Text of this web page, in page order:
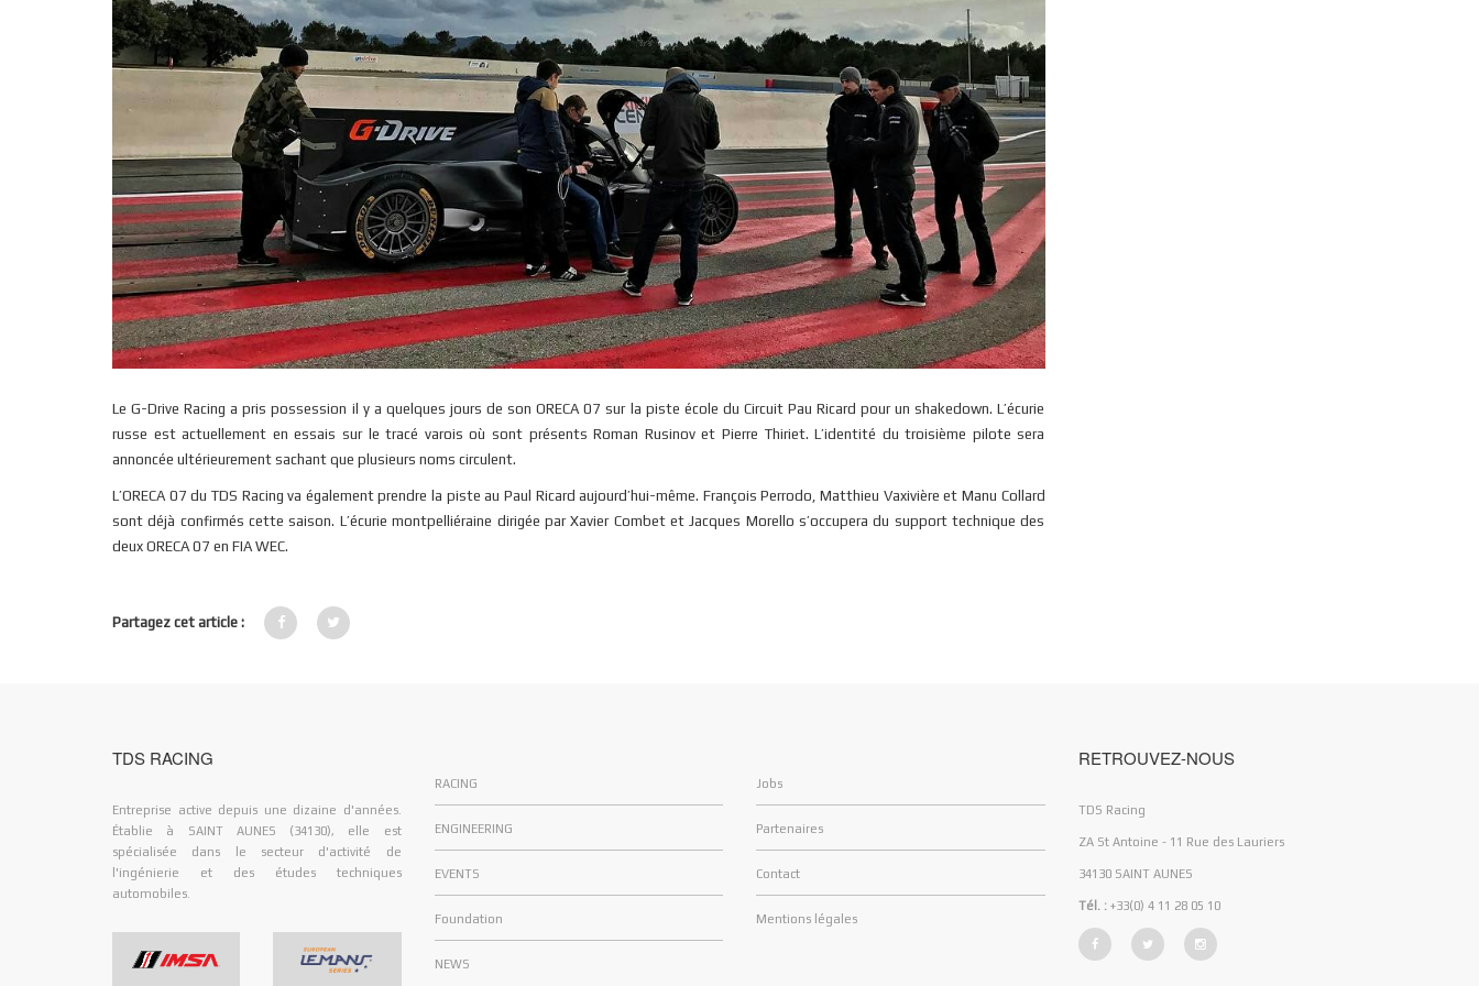
Le G-Drive Racing a pris possession il y a quelques jours de son ORECA 07 sur la piste école du Circuit Pau Ricard pour un shakedown. L’écurie
russe est actuellement en essais sur le tracé varois où sont présents Roman Rusinov et Pierre Thiriet. L’identité du troisième pilote sera
annoncée ultérieurement sachant que plusieurs noms circulent.
L’ORECA 07 du TDS Racing va également prendre la piste au Paul Ricard aujourd’hui-même. François Perrodo, Matthieu Vaxivière et Manu Collard
sont déjà confirmés cette saison. L’écurie montpelliéraine dirigée par Xavier Combet et Jacques Morello s’occupera du support technique des
deux ORECA 07 en FIA WEC.
Partagez cet article :
TDS RACING
Entreprise active depuis une dizaine d'années.
Établie à SAINT AUNES (34130), elle est
spécialisée dans le secteur d'activité de
l'ingénierie et des études techniques
automobiles.
RACING
ENGINEERING
EVENTS
Foundation
NEWS
Jobs
Partenaires
Contact
Mentions légales
RETROUVEZ-NOUS
TDS Racing
ZA St Antoine - 11 Rue des Lauriers
34130 SAINT AUNES
Tél. : +33(0) 4 11 28 05 10